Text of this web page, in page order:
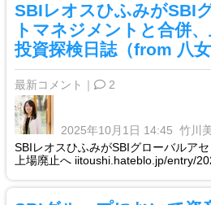
SBIレオスひふみがSBI
トマネジメントと合併
投資探検日誌（from 八女
最新コメント｜ 2
2025年10月1日 14:45 竹川
SBIレオスひふみがSBIグローバルア
上場廃止へ iitoushi.hateblo.jp/entry/